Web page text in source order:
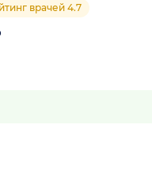
врачей 4.7